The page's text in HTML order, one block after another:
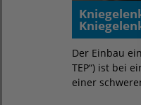
Der Einbau
TEP“) ist bei
einer